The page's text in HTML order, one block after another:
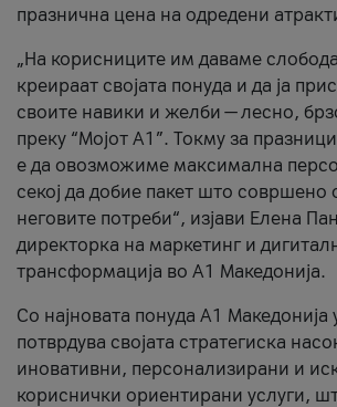
празнична цена на одредени
„На корисниците им даваме
креираат својата понуда и да ја
своите навики и желби — лесно,
преку “Мојот А1”. Токму за
е да овозможиме максимална
секој да добие пакет што совршено
неговите потреби“, изјави Елена
директорка на маркетинг и
трансформација во А1 Македонија.
Со најновата понуда А1 Македонија
потврдува својата стратегиска
иновативни, персонализирани и
кориснички ориентирани услуги,